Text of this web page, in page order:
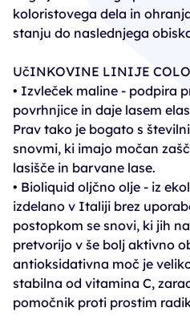
koloristovega dela in
stanju do naslednjega
UčINKOVINE LINIJE
• Izvleček maline - podpira
povrhnjice in daje lasem
Prav tako je bogato s
snovmi, ki imajo močan
lasišče in barvane lase.
• Bioliquid oljčno olje - iz
izdelano v Italiji brez
postopkom se snovi, ki jih
pretvorijo v še bolj aktivno
antioksidativna moč je
stabilna od vitamina C,
pomočnik proti prostim